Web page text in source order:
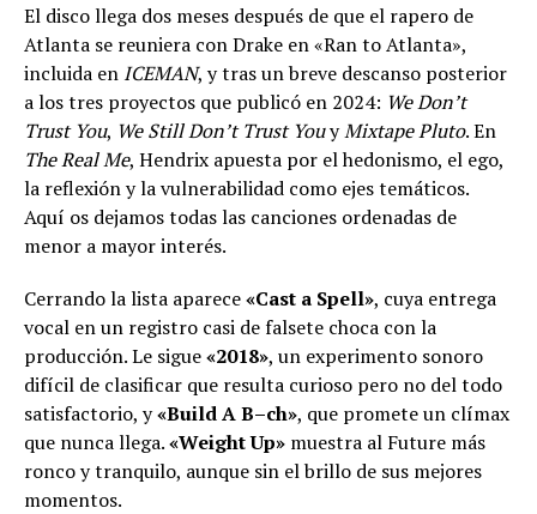
El disco llega dos meses después de que el rapero de
Atlanta se reuniera con Drake en «Ran to Atlanta»,
incluida en ICEMAN, y tras un breve descanso posterior
a los tres proyectos que publicó en 2024: We Don’t
Trust You, We Still Don’t Trust YouyMixtape Pluto. En
The Real Me, Hendrix apuesta por el hedonismo, el ego,
la reflexión y la vulnerabilidad como ejes temáticos.
Aquí os dejamos todas las canciones ordenadas de
menor a mayor interés.
Cerrando la lista aparece«Cast a Spell», cuya entrega
vocal en un registro casi de falsete choca con la
producción. Le sigue«2018», un experimento sonoro
difícil de clasificar que resulta curioso pero no del todo
satisfactorio, y«Build A B–ch», que promete un clímax
que nunca llega.«Weight Up» muestra al Future más
ronco y tranquilo, aunque sin el brillo de sus mejores
momentos.